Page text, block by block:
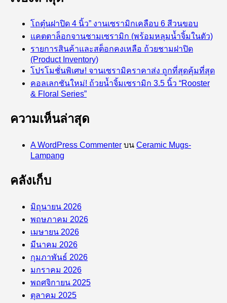
โถตุ๋นฝาปิด 4 นิ้ว” งานเซรามิกเคลือบ 6 สีวนขอบ
แคตตาล็อกจานชามเซรามิก (พร้อมหลุมน้ำจิ้มในตัว)
รายการสินค้าและสต็อกคงเหลือ ถ้วยชามฝาปิด
(Product Inventory)
โปรโมชั่นพิเศษ! จานเซรามิคราคาส่ง ถูกที่สุดคุ้มที่สุด
คอลเลกชันใหม่! ถ้วยน้ำจิ้มเซรามิก 3.5 นิ้ว “Rooster
& Floral Series”
ความเห็นล่าสุด
A WordPress Commenter บน Ceramic Mugs-
Lampang
คลังเก็บ
มิถุนายน 2026
พฤษภาคม 2026
เมษายน 2026
มีนาคม 2026
กุมภาพันธ์ 2026
มกราคม 2026
พฤศจิกายน 2025
ตุลาคม 2025